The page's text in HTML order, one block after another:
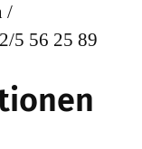
/
5 56 25 89